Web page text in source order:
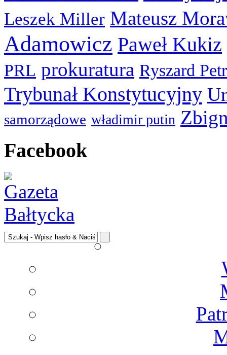
Leszek Miller Mateusz
Adamowicz Paweł Kukiz
PRL prokuratura Ryszard
Trybunał Konstytucyjny
samorządowe władimir putin
Facebook